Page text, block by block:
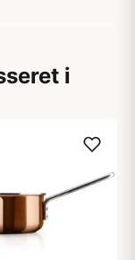
i